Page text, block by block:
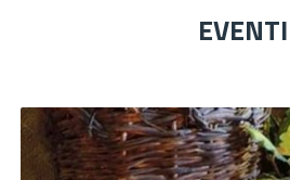
EVENTI